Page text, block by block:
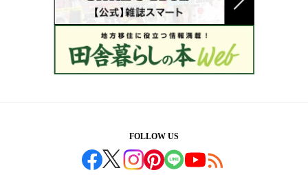
FOLLOW US